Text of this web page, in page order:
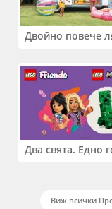
Виж всички